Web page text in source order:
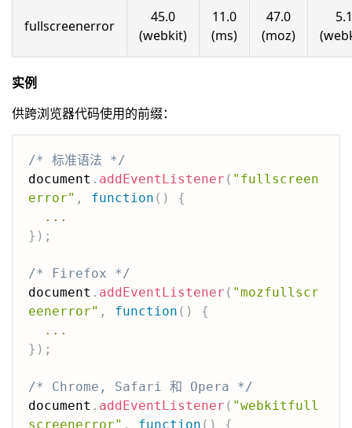
fullscreenerror
45.0
(webkit)
11.0
(ms)
47.0
(moz)
5.1
实例
供跨浏览器代码使用的前缀：
/* 标准语法 */
document . addEventListener ( "fullscreen
error" , function ( )
{
...
} ) ;
/* Firefox */
document . addEventListener ( "mozfullscr
eenerror" , function ( )
{
...
} ) ;
/* Chrome, Safari 和 Opera */
document . addEventListener ( "webkitfull
screenerror" , function ( )
{